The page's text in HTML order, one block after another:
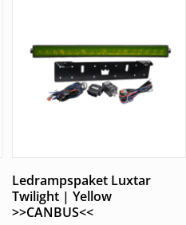
Ledrampspaket Luxtar
Twilight | Yellow
>>CANBUS<<